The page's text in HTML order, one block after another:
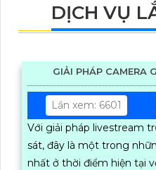
DỊCH VỤ
GIẢI PHÁP CAMERA
Lần xem: 6601
Với giải pháp livestream
sát, đây là một trong
nhất ở thời điểm hiện tại